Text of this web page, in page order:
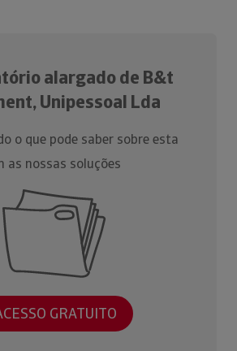
alargado de B&t
Unipessoal Lda
o que pode saber sobre esta
as nossas soluções
GRATUITO